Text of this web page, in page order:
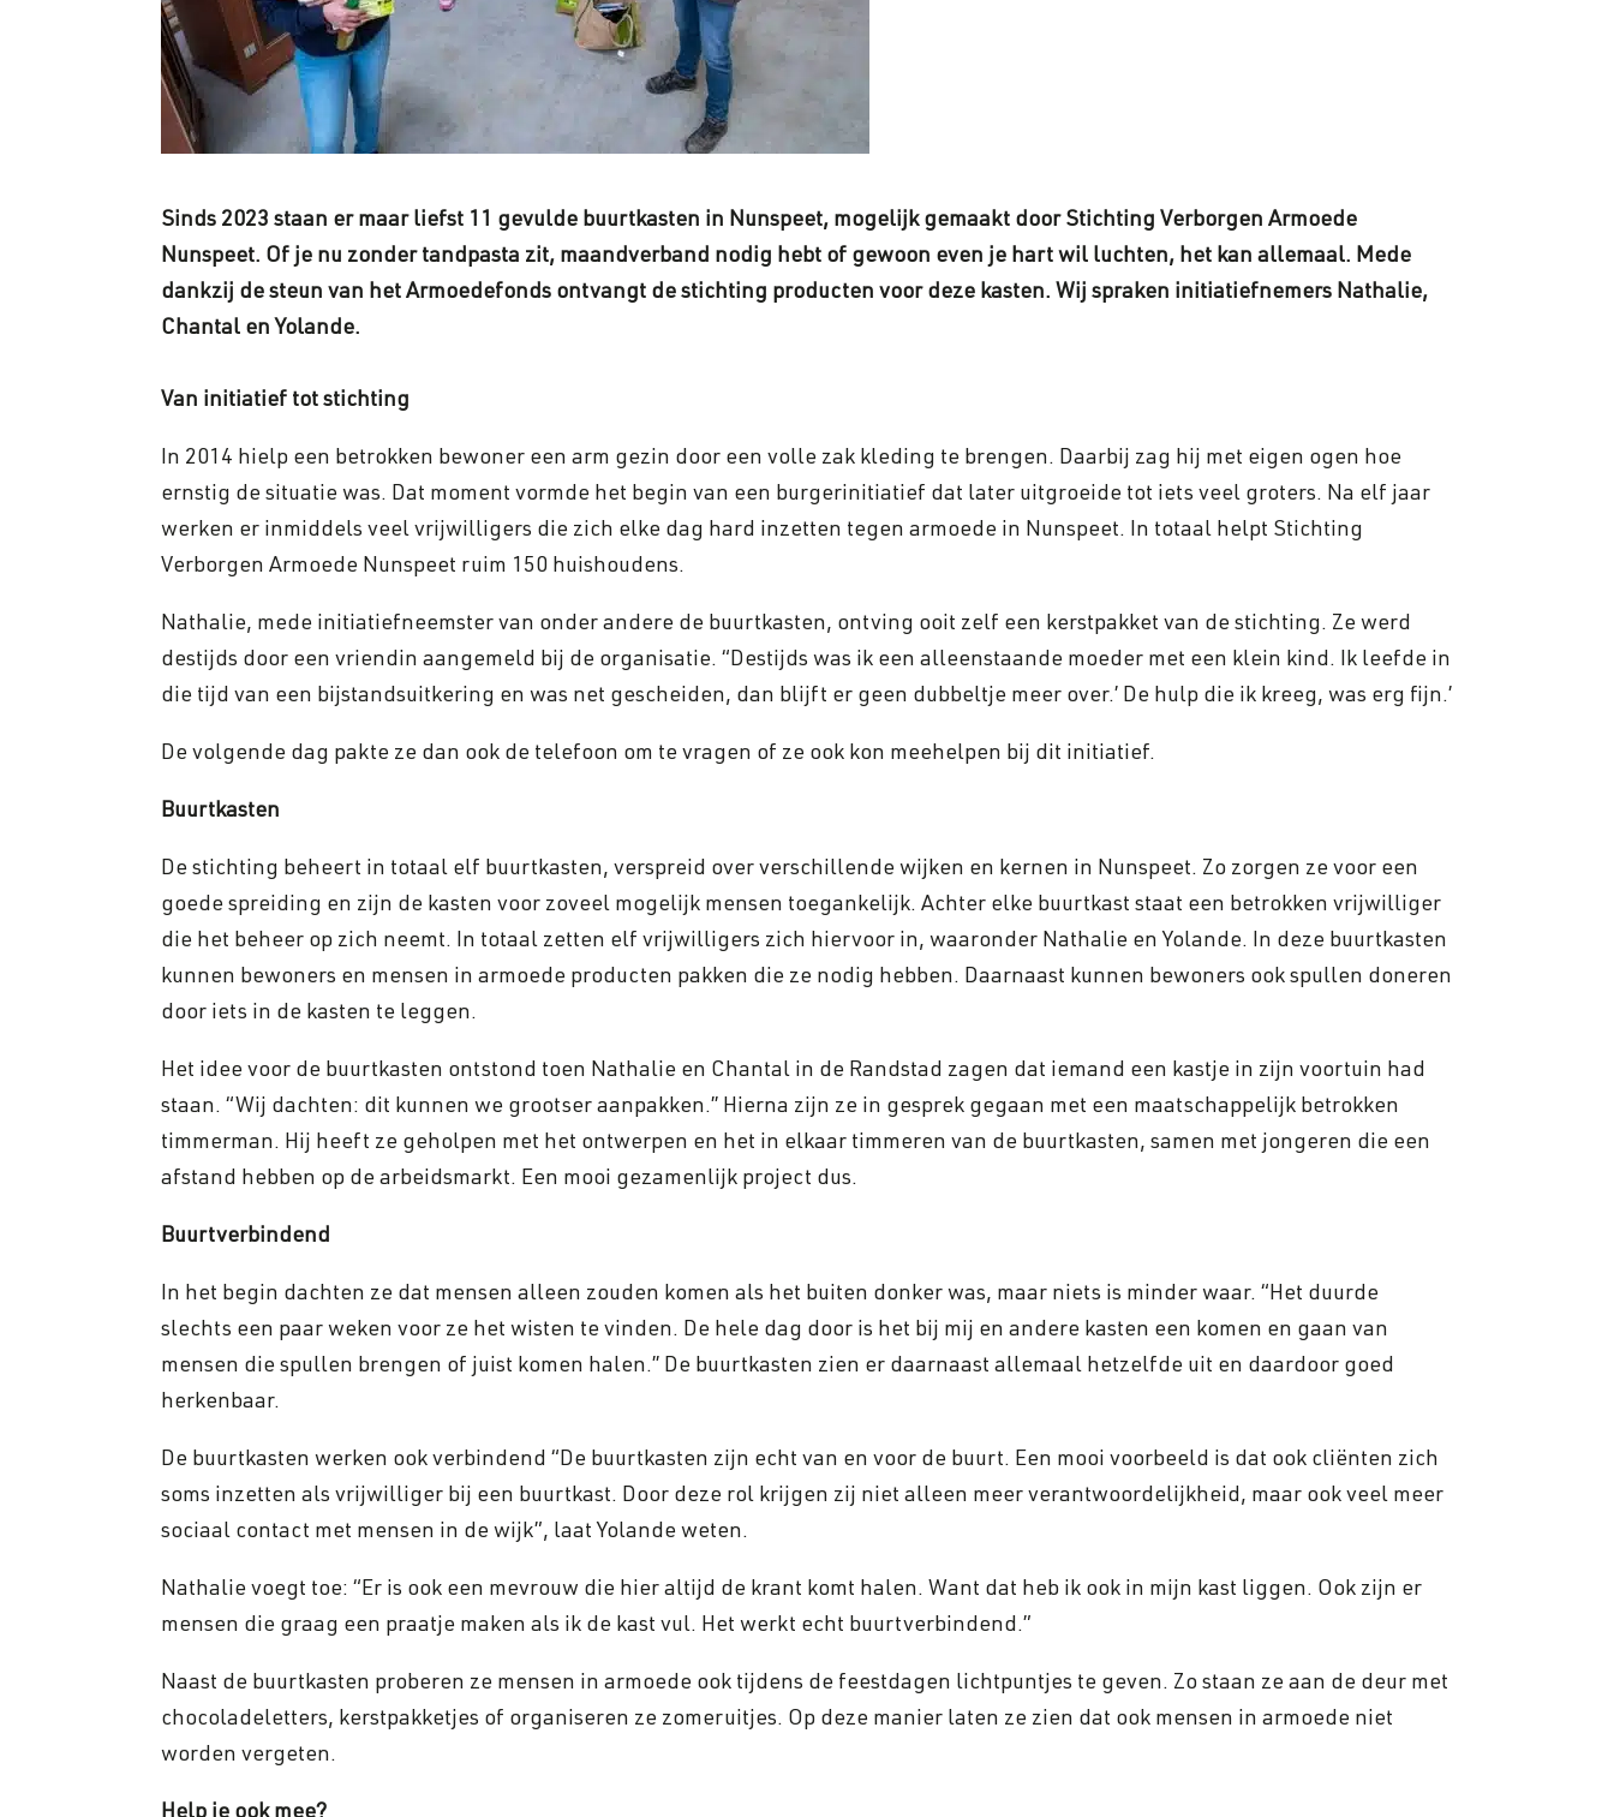
Sinds 2023 staan er maar liefst 11 gevulde buurtkasten in Nunspeet, mogelijk gemaakt door Stichting Verborgen Armoede
Nunspeet. Of je nu zonder tandpasta zit, maandverband nodig hebt of gewoon even je hart wil luchten, het kan allemaal. Mede
dankzij de steun van het Armoedefonds ontvangt de stichting producten voor deze kasten. Wij spraken initiatiefnemers Nathalie,
Chantal en Yolande.
Van initiatief tot stichting
In 2014 hielp een betrokken bewoner een arm gezin door een volle zak kleding te brengen. Daarbij zag hij met eigen ogen hoe
ernstig de situatie was. Dat moment vormde het begin van een burgerinitiatief dat later uitgroeide tot iets veel groters. Na elf jaar
werken er inmiddels veel vrijwilligers die zich elke dag hard inzetten tegen armoede in Nunspeet. In totaal helpt Stichting
Verborgen Armoede Nunspeet ruim 150 huishoudens.
Nathalie, mede initiatiefneemster van onder andere de buurtkasten, ontving ooit zelf een kerstpakket van de stichting. Ze werd
destijds door een vriendin aangemeld bij de organisatie. “Destijds was ik een alleenstaande moeder met een klein kind. Ik leefde in
die tijd van een bijstandsuitkering en was net gescheiden, dan blijft er geen dubbeltje meer over.’ De hulp die ik kreeg, was erg fijn.’
De volgende dag pakte ze dan ook de telefoon om te vragen of ze ook kon meehelpen bij dit initiatief.
Buurtkasten
De stichting beheert in totaal elf buurtkasten, verspreid over verschillende wijken en kernen in Nunspeet. Zo zorgen ze voor een
goede spreiding en zijn de kasten voor zoveel mogelijk mensen toegankelijk. Achter elke buurtkast staat een betrokken vrijwilliger
die het beheer op zich neemt. In totaal zetten elf vrijwilligers zich hiervoor in, waaronder Nathalie en Yolande. In deze buurtkasten
kunnen bewoners en mensen in armoede producten pakken die ze nodig hebben. Daarnaast kunnen bewoners ook spullen doneren
door iets in de kasten te leggen.
Het idee voor de buurtkasten ontstond toen Nathalie en Chantal in de Randstad zagen dat iemand een kastje in zijn voortuin had
staan. “Wij dachten: dit kunnen we grootser aanpakken.’’ Hierna zijn ze in gesprek gegaan met een maatschappelijk betrokken
timmerman. Hij heeft ze geholpen met het ontwerpen en het in elkaar timmeren van de buurtkasten, samen met jongeren die een
afstand hebben op de arbeidsmarkt. Een mooi gezamenlijk project dus.
Buurtverbindend
In het begin dachten ze dat mensen alleen zouden komen als het buiten donker was, maar niets is minder waar. “Het duurde
slechts een paar weken voor ze het wisten te vinden. De hele dag door is het bij mij en andere kasten een komen en gaan van
mensen die spullen brengen of juist komen halen.’’ De buurtkasten zien er daarnaast allemaal hetzelfde uit en daardoor goed
herkenbaar.
De buurtkasten werken ook verbindend “De buurtkasten zijn echt van en voor de buurt. Een mooi voorbeeld is dat ook cliënten zich
soms inzetten als vrijwilliger bij een buurtkast. Door deze rol krijgen zij niet alleen meer verantwoordelijkheid, maar ook veel meer
sociaal contact met mensen in de wijk”, laat Yolande weten.
Nathalie voegt toe: “Er is ook een mevrouw die hier altijd de krant komt halen. Want dat heb ik ook in mijn kast liggen. Ook zijn er
mensen die graag een praatje maken als ik de kast vul. Het werkt echt buurtverbindend.”
Naast de buurtkasten proberen ze mensen in armoede ook tijdens de feestdagen lichtpuntjes te geven. Zo staan ze aan de deur met
chocoladeletters, kerstpakketjes of organiseren ze zomeruitjes. Op deze manier laten ze zien dat ook mensen in armoede niet
worden vergeten.